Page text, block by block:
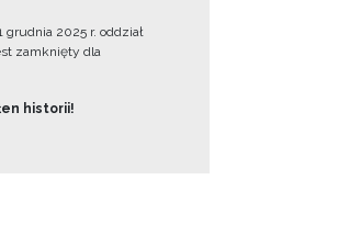
grudnia 2025 r. oddział
zamknięty dla
historii!